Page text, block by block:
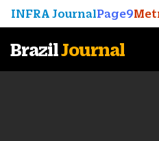
INFRA JournalPage9
BrazilJournal